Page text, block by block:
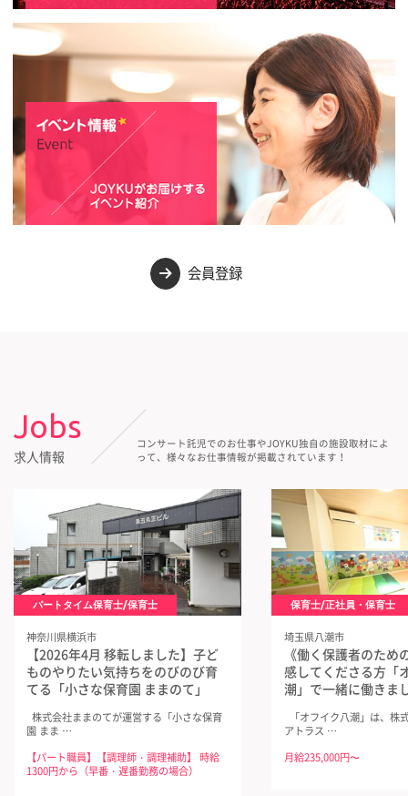
→ 会員登録
Jobs
求人情報
コンサート託児でのお仕事やJOYKU独自の施設取材によ
って、様々なお仕事情報が掲載されています！
パートタイム保育士/保育士
神奈川県横浜市
【2026年4月 移転しました】子ど
ものやりたい気持ちをのびのび育
てる「小さな保育園 ままのて」
株式会社ままのてが運営する「小さな保育
園 まま …
【パート職員】【調理師・調理補助】 時給
1300円から（早番・遅番勤務の場合）
保育士/正社員・保育士
埼玉県八潮市
《働く保護者のため
感してくださる方「
潮」で一緒に働きま
「オフイク八潮」は、株
アトラス …
月給235,000円〜